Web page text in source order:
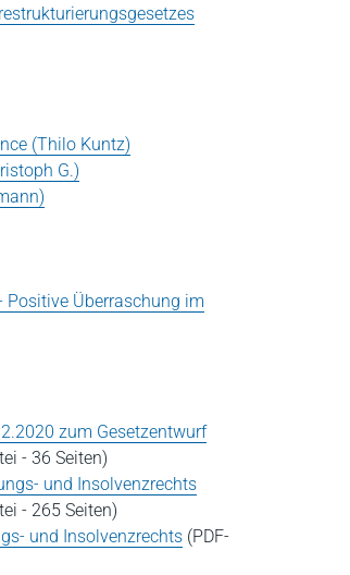
(Thilo Kuntz)
G.)
Positive Überraschung im
zum Gesetzentwurf
- 36 Seiten)
und Insolvenzrechts
- 265 Seiten)
und Insolvenzrechts (PDF-